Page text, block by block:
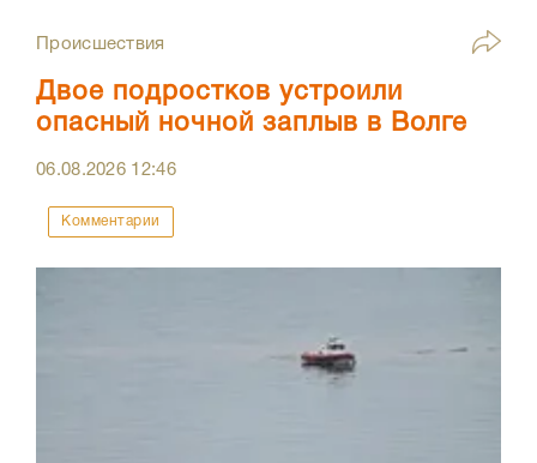
Происшествия
Двое подростков устроили
опасный ночной заплыв в Волге
06.08.2026 12:46
Комментарии